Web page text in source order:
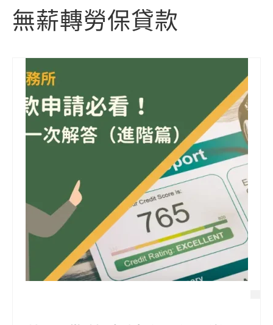
房屋貸款
信用貸款
代書貸款
精選知識
銀行貸款
其他貸款
時事解析
生活理財
房產Q&A
無薪轉勞保貸款